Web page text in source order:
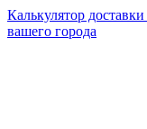
Калькулятор доставки
вашего города